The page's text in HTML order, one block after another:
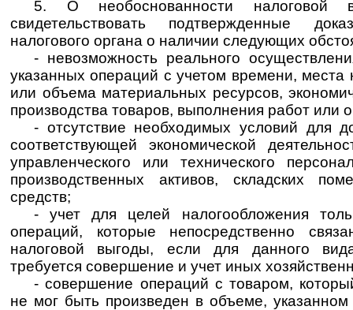
5. О необоснованности налоговой
свидетельствовать подтвержденные
налогового органа о наличии следующих
- невозможность реального
указанных операций с учетом времени,
или объема материальных ресурсов,
производства товаров, выполнения работ или
- отсутствие необходимых условий для
соответствующей экономической
управленческого или технического
производственных активов, складских
средств;
- учет для целей налогообложения
операций, которые непосредственно
налоговой выгоды, если для данного
требуется совершение и учет иных
- совершение операций с товаром,
не мог быть произведен в объеме,